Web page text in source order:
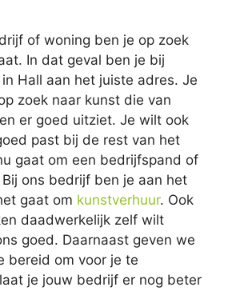
of woning ben je op zoek
In dat geval ben je bij
Hall aan het juiste adres. Je
zoek naar kunst die van
er goed uitziet. Je wilt ook
past bij de rest van het
gaat om een bedrijfspand of
ons bedrijf ben je aan het
gaat om kunstverhuur. Ook
daadwerkelijk zelf wilt
goed. Daarnaast geven we
bereid om voor je te
je jouw bedrijf er nog beter